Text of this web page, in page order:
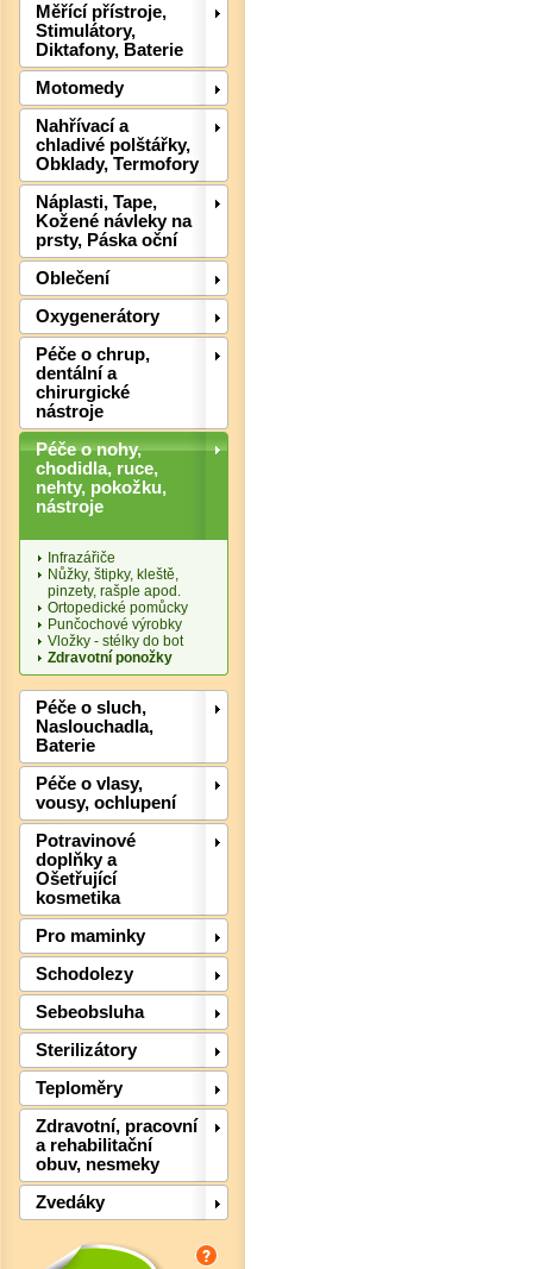
Měřící přístroje,
Stimulátory,
Diktafony, Baterie
Motomedy
Nahřívací a
chladivé polštářky,
Obklady, Termofory
Náplasti, Tape,
Kožené návleky na
prsty, Páska oční
Oblečení
Oxygenerátory
Péče o chrup,
dentální a
chirurgické
nástroje
Péče o nohy,
chodidla, ruce,
nehty, pokožku,
nástroje
Infrazářiče
Nůžky, štipky, kleště,
pinzety, rašple apod.
Ortopedické pomůcky
Punčochové výrobky
Vložky - stélky do bot
Zdravotní ponožky
Péče o sluch,
Naslouchadla,
Baterie
Péče o vlasy,
vousy, ochlupení
Potravinové
doplňky a
Ošetřující
kosmetika
Pro maminky
Schodolezy
Sebeobsluha
Sterilizátory
Teploměry
Zdravotní, pracovní
a rehabilitační
obuv, nesmeky
Zvedáky